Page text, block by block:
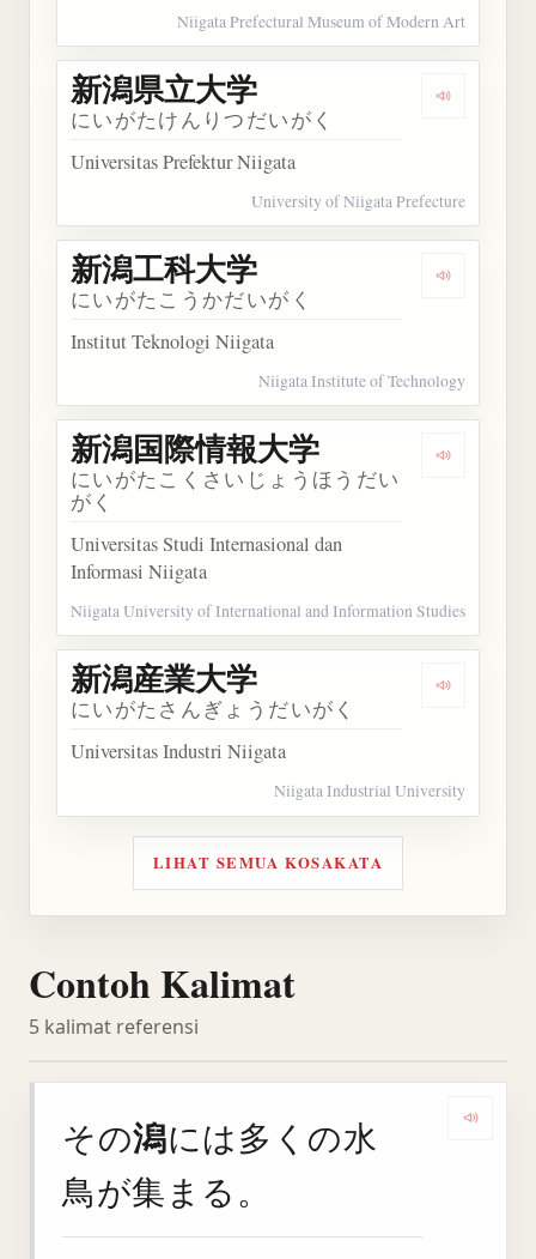
Niigata Prefectural Museum of Modern Art
Dengarkan
新潟県立大学
にいがたけんりつだいがく
Universitas Prefektur Niigata
University of Niigata Prefecture
Dengarkan
新潟工科大学
にいがたこうかだいがく
Institut Teknologi Niigata
Niigata Institute of Technology
Dengarkan
新潟国際情報大学
にいがたこくさいじょうほうだい
がく
Universitas Studi Internasional dan
Informasi Niigata
Niigata University of International and Information Studies
Dengarkan
新潟産業大学
にいがたさんぎょうだいがく
Universitas Industri Niigata
Niigata Industrial University
LIHAT SEMUA KOSAKATA
Contoh Kalimat
5 kalimat referensi
その潟には多くの水
鳥が集まる。